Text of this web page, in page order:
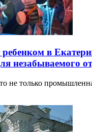
ребенком в
незабываемого
не только